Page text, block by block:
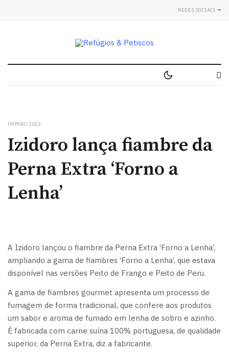
REDES SOCIAIS
09 MAIO 2022
Izidoro lança fiambre da
Perna Extra ‘Forno a
Lenha’
A Izidoro lançou o fiambre da Perna Extra ‘Forno a Lenha’,
ampliando a gama de fiambres ’Forno a Lenha’, que estava
disponível nas versões Peito de Frango e Peito de Peru.
A gama de fiambres gourmet apresenta um processo de
fumagem de forma tradicional, que confere aos produtos
um sabor e aroma de fumado em lenha de sobro e azinho.
É fabricada com carne suína 100% portuguesa, de qualidade
superior, da Perna Extra, diz a fabricante.